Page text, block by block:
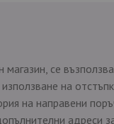
се
на
на направени
адреси